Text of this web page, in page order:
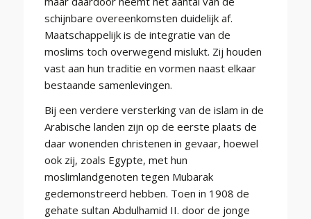
schijnbare overeenkomsten duidelijk af.
Maatschappelijk is de integratie van de
moslims toch overwegend mislukt. Zij houden
vast aan hun traditie en vormen naast elkaar
bestaande samenlevingen.
Bij een verdere versterking van de islam in de
Arabische landen zijn op de eerste plaats de
daar wonenden christenen in gevaar, hoewel
ook zij, zoals Egypte, met hun
moslimlandgenoten tegen Mubarak
gedemonstreerd hebben. Toen in 1908 de
gehate sultan Abdulhamid II. door de jonge